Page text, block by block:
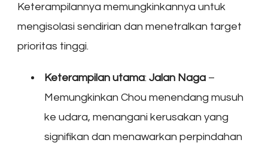
Keterampilannya memungkinkannya untuk
mengisolasi sendirian dan menetralkan target
prioritas tinggi.
Keterampilan utama: Jalan Naga –
Memungkinkan Chou menendang musuh
ke udara, menangani kerusakan yang
signifikan dan menawarkan perpindahan